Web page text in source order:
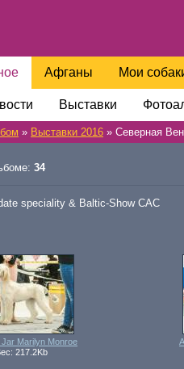
Выставки
Афганы Мои
» Выставки 2016 » Северная
34
speciality & Baltic-Show CAC
Jar Marilyn Monroe
217.2Kb